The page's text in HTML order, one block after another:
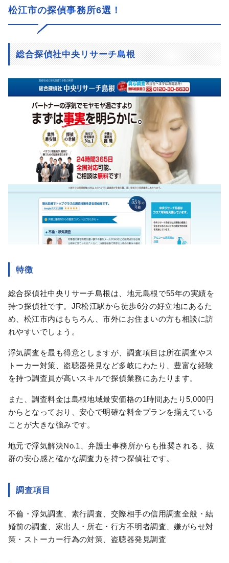
松江市の探偵事務所6選！
総合探偵社中央リサーチ島根
特徴
総合探偵社中央リサーチ島根は、地元島根で55年の実績を
持つ探偵社です。JR松江駅から徒歩6分の好立地にあるた
め、松江市内はもちろん、市外にお住まいの方も相談に訪
れやすいでしょう。
浮気調査を最も得意としますが、調査項目は所在調査やス
トーカー対策、盗聴器発見など多岐にわたり、豊富な経験
を持つ調査員が高いスキルで探偵業務にあたります。
また、調査料金は島根地域最安価格の1時間あたり5,000円
からとなっており、安心で明確な料金プランを揃えている
ことが大きな強みです。
地元で浮気解決No.1、弁護士事務所からも推奨される、抜
群の安心感と確かな調査力を持つ探偵社です。
調査項目
不倫・浮気調査、素行調査、交際相手の信用調査全般・結
婚前の調査、家出人・所在・行方不明者調査、嫌がらせ対
策・ストーカー行為の対策、盗聴器発見調査